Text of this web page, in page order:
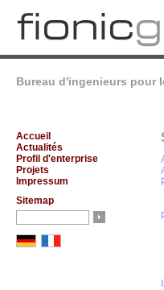
Bureau d'ingenieurs pour
Accueil
Actualités
Profil d'enterprise
Projets
Impressum
Sitemap